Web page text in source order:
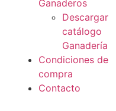
Ganaderos
Descargar
catálogo
Ganadería
Condiciones de
compra
Contacto